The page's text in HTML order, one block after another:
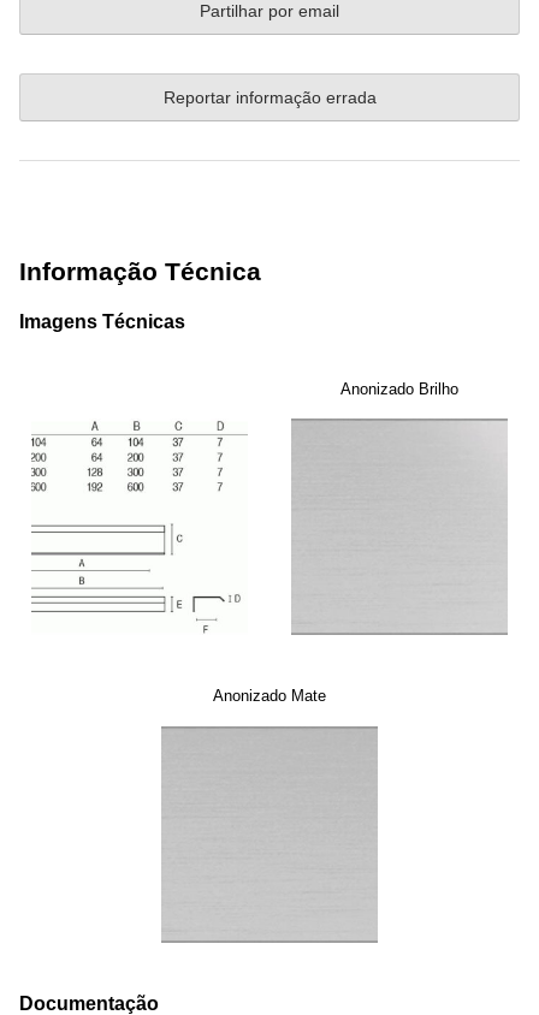
Partilhar por email
Reportar informação errada
Informação Técnica
Imagens Técnicas
Anonizado Brilho
Anonizado Mate
Documentação